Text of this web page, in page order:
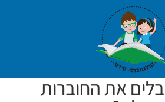
את החוברות